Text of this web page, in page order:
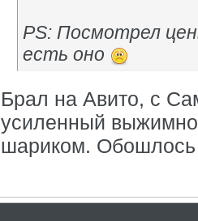
PS: Посмотрел
есть оно
Брал на Авито, с
усиленный
шариком. Обошлось